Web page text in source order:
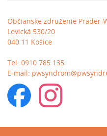
Občianske združenie Prader-
Levická 530/20
040 11 Košice
Tel: 0910 785 135
E-mail: